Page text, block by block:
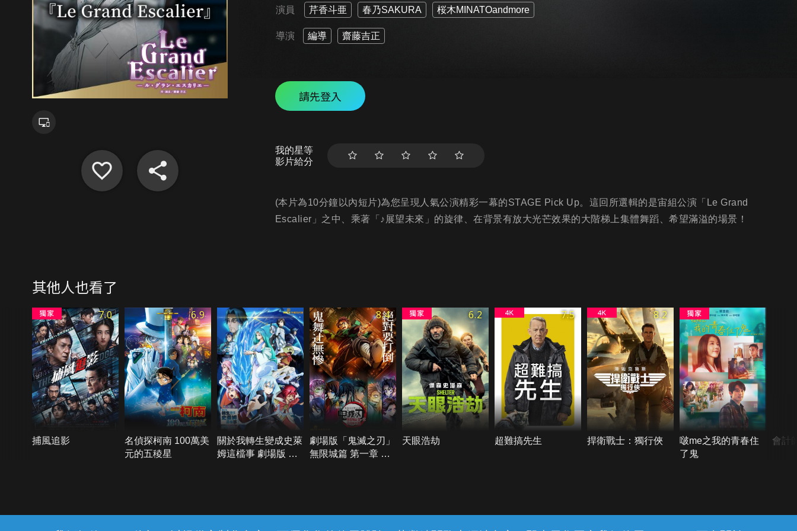
演員 芹香斗亜 春乃SAKURA 桜木MINATOandmore
導演 編導 齋藤吉正
請先登入
我的星等
影片給分
(本片為10分鐘以內短片)為您呈現人氣公演精彩一幕的STAGE Pick Up。這回所選輯的是宙組公演「Le Grand
Escalier」之中、乘著「♪展望未來」的旋律、在背景有放大光芒效果的大階梯上集體舞蹈、希望滿溢的場景！
其他人也看了
7.0
捕風追影
6.9
名偵探柯南 100萬美
元的五稜星
關於我轉生變成史萊
姆這檔事 劇場版 蒼
8.4
劇場版「鬼滅之刃」
無限城篇 第一章 猗
6.2
天眼浩劫
7.5
超難搞先生
8.2
捍衛戰士：獨行俠
啵me之我的青春住
了鬼
會計
線上客服 服務條款 隱私權保護